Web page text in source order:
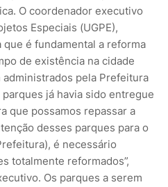
O coordenador executivo
Especiais (UGPE),
é fundamental a reforma
de existência na cidade
administrados pela Prefeitura
parques já havia sido entregue
que possamos repassar a
desses parques para o
é necessário
totalmente reformados”,
Os parques a serem